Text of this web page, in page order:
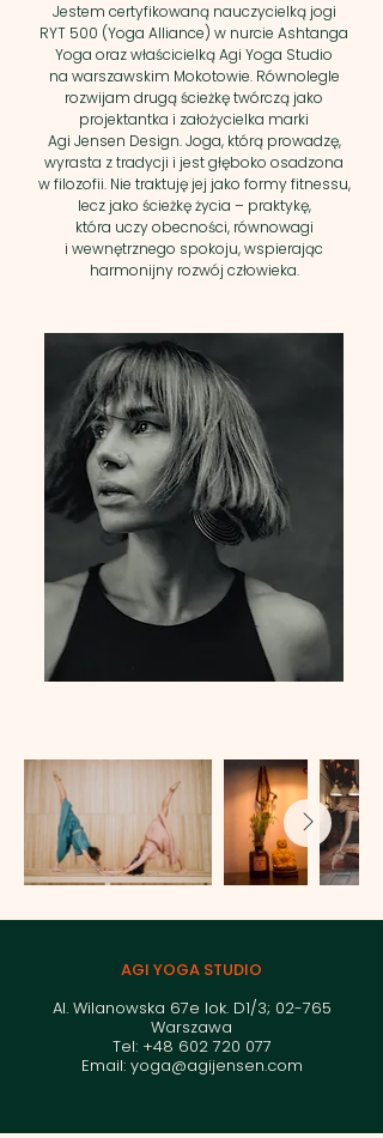
Jestem certyfikowaną nauczycielką jogi
RYT 500 (Yoga Alliance) w nurcie Ashtanga
Yoga oraz właścicielką Agi Yoga Studio
na warszawskim Mokotowie. Równolegle
rozwijam drugą ścieżkę twórczą jako
projektantka i założycielka marki
Agi Jensen Design. ​​Joga, którą prowadzę,
wyrasta z tradycji i jest głęboko osadzona
w filozofii. Nie traktuję jej jako formy fitnessu,
lecz jako ścieżkę życia – praktykę,
która uczy obecności, równowagi
i wewnętrznego spokoju, wspierając
harmonijny rozwój człowieka.
AGI YOGA STUDIO
Al. Wilanowska 67e lok. D1/3; 02-765
Warszawa
Tel: +48 602 720 077
Email: yoga@agijensen.com